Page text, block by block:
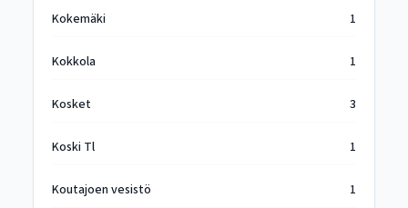
Kokemäki 1
Kokkola 1
Kosket 3
Koski Tl 1
Koutajoen vesistö 1